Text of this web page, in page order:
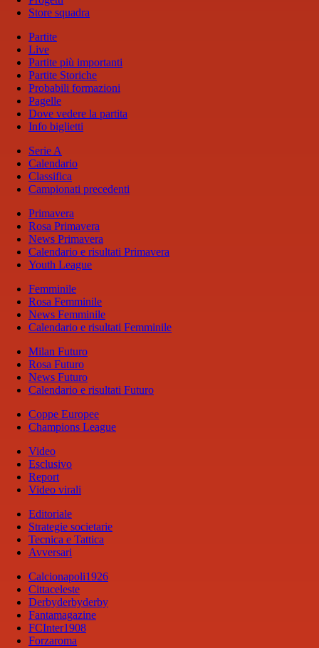
Store squadra
Partite
Live
Partite più importanti
Partite Storiche
Probabili formazioni
Pagelle
Dove vedere la partita
Info biglietti
Serie A
Calendario
Classifica
Campionati precedenti
Primavera
Rosa Primavera
News Primavera
Calendario e risultati Primavera
Youth League
Femminile
Rosa Femminile
News Femminile
Calendario e risultati Femminile
Milan Futuro
Rosa Futuro
News Futuro
Calendario e risultati Futuro
Coppe Europee
Champions League
Video
Esclusivo
Report
Video virali
Editoriale
Strategie societarie
Tecnica e Tattica
Avversari
Calcionapoli1926
Cittaceleste
Derbyderbyderby
Fantamagazine
FCInter1908
Forzaroma